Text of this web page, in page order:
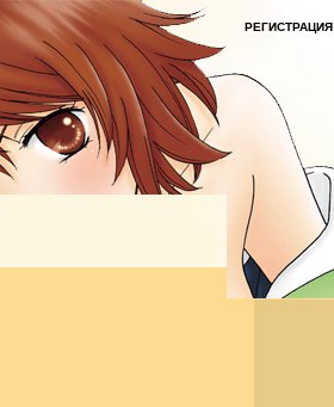
РЕГИСТРАЦИЯ